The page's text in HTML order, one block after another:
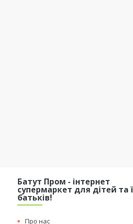
Батут Пром - інтернет
супермаркет для дітей та
батьків!
Про нас